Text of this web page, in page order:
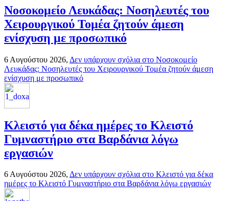
Νοσοκομείο Λευκάδας: Νοσηλευτές του
Χειρουργικού Τομέα ζητούν άμεση
ενίσχυση με προσωπικό
6 Αυγούστου 2026, Δεν υπάρχουν σχόλια στο Νοσοκομείο
Λευκάδας: Νοσηλευτές του Χειρουργικού Τομέα ζητούν άμεση
ενίσχυση με προσωπικό
Κλειστό για δέκα ημέρες το Κλειστό
Γυμναστήριο στα Βαρδάνια λόγω
εργασιών
6 Αυγούστου 2026, Δεν υπάρχουν σχόλια στο Κλειστό για δέκα
ημέρες το Κλειστό Γυμναστήριο στα Βαρδάνια λόγω εργασιών